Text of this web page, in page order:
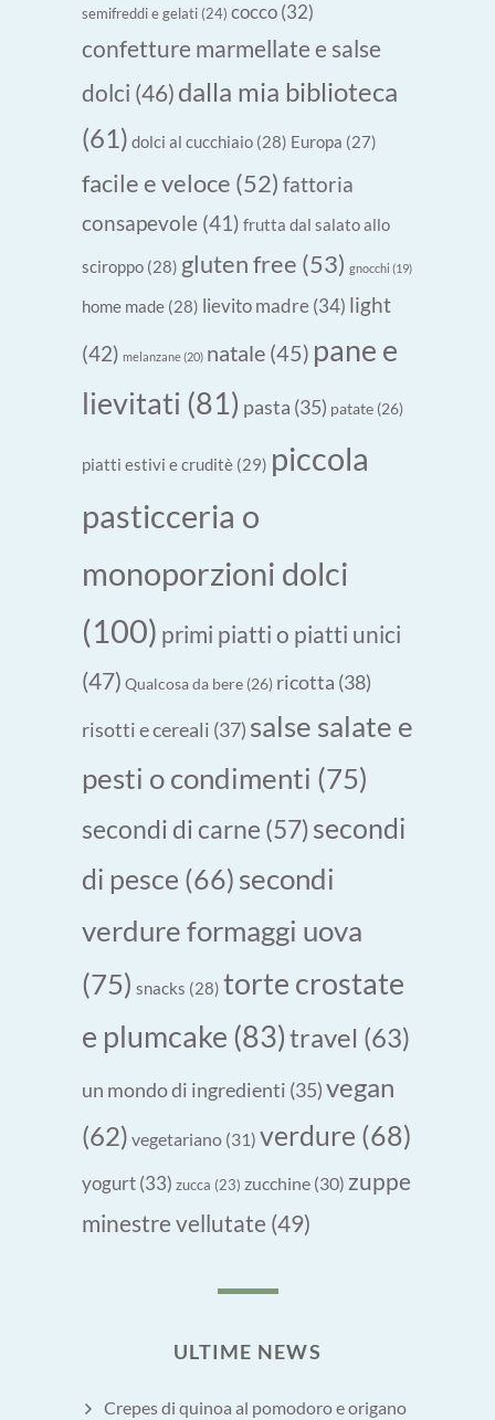
semifreddi e gelati (24) cocco (32)
confetture marmellate e salse
dolci (46) dalla mia biblioteca
(61) dolci al cucchiaio (28) Europa (27)
facile e veloce (52) fattoria
consapevole (41) frutta dal salato allo
sciroppo (28) gluten free (53) gnocchi (19)
home made (28) lievito madre(34) light
(42) melanzane(20) natale (45) pane e
lievitati (81) pasta (35) patate (26)
piatti estivi e cruditè (29) piccola
pasticceria o
monoporzioni dolci
(100) primi piatti o piatti unici
(47) Qualcosa da bere (26) ricotta (38)
risotti e cereali (37) salse salate e
pesti o condimenti (75)
secondi di carne (57)secondi
di pesce (66) secondi
verdure formaggi uova
(75) snacks (28) torte crostate
e plumcake (83)travel (63)
un mondo di ingredienti (35)vegan
(62) vegetariano (31) verdure (68)
yogurt(33) zucca (23) zucchine (30) zuppe
minestre vellutate (49)
ULTIME NEWS
Crepes di quinoa al pomodoro e origano